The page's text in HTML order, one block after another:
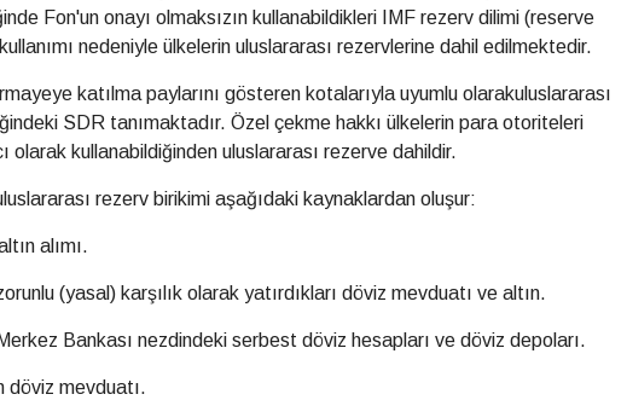
Fon'un onayı olmaksızın kullanabildikleri IMF rezerv dilimi (reserve
nedeniyle ülkelerin uluslararası rezervlerine dahil edilmektedir.
katılma paylarını gösteren kotalarıyla uyumlu olarakuluslararası
SDR tanımaktadır. Özel çekme hakkı ülkelerin para otoriteleri
olarak kullanabildiğinden uluslararası rezerve dahildir.
rezerv birikimi aşağıdaki kaynaklardan oluşur:
alımı.
(yasal) karşılık olarak yatırdıkları döviz mevduatı ve altın.
Bankası nezdindeki serbest döviz hesapları ve döviz depoları.
döviz mevduatı.